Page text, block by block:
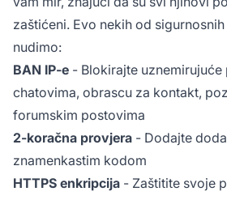
zaštićeni. Evo nekih od
nudimo:
BAN IP-e - Blokirajte uznemirujuće
chatovima, obrascu za kontakt,
forumskim postovima
2-koračna provjera - Dodajte
znamenkastim kodom
HTTPS enkripcija - Zaštitite svoje